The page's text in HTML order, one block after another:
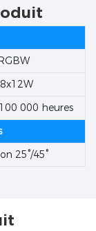
RGBW
000 heures
25°/45°